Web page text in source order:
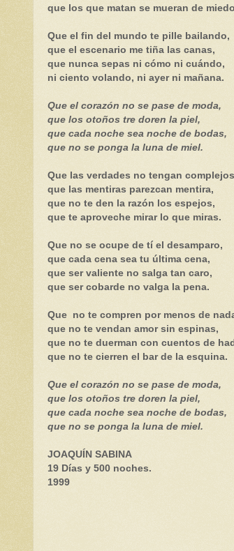
que los que matan se mueran de
Que el fin del mundo te pille bailando,
que el escenario me tiña las canas,
que nunca sepas ni cómo ni cuándo,
ni ciento volando, ni ayer ni mañana.
Que el corazón no se pase de moda,
que los otoños tre doren la piel,
que cada noche sea noche de bodas,
que no se ponga la luna de miel.
Que las verdades no tengan
que las mentiras parezcan mentira,
que no te den la razón los espejos,
que te aproveche mirar lo que miras.
Que no se ocupe de tí el desamparo,
que cada cena sea tu última cena,
que ser valiente no salga tan caro,
que ser cobarde no valga la pena.
Que no te compren por menos de
que no te vendan amor sin espinas,
que no te duerman con cuentos de
que no te cierren el bar de la esquina.
Que el corazón no se pase de moda,
que los otoños tre doren la piel,
que cada noche sea noche de bodas,
que no se ponga la luna de miel.
JOAQUÍN SABINA
19 Días y 500 noches.
1999